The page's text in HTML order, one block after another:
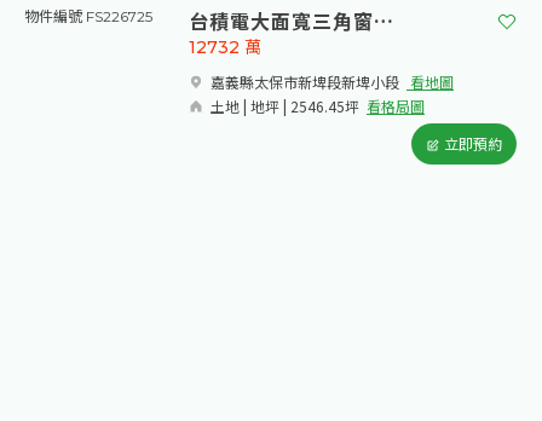
物件編號 FS226725 台積電大面寬三角窗農地
嘉義縣太保市新埤段新埤小段​ 看地圖
土地 | 地坪 | 2546.45坪 看格局圖
12732 萬
立即預約